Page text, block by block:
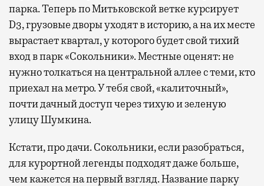
парка. Теперь по Митьковской ветке курсирует
D3, грузовые дворы уходят в историю, а на их месте
вырастает квартал, у которого будет свой тихий
вход в парк «Сокольники». Местные оценят: не
нужно толкаться на центральной аллее с теми, кто
приехал на метро. У тебя свой, «калиточный»,
почти дачный доступ через тихую и зеленую
улицу Шумкина.
Кстати, про дачи. Сокольники, если разобраться,
для курортной легенды подходят даже больше,
чем кажется на первый взгляд. Название парку